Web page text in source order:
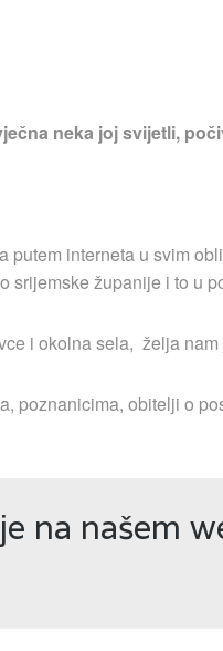
neka joj svijetli,
putem interneta u svim
srijemske županije i to u
i okolna sela, želja
poznanicima, obitelji o
na našem